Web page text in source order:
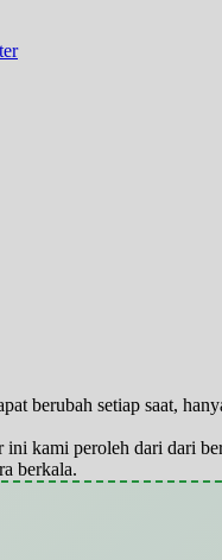
berubah setiap saat,
kami peroleh dari dari
berkala.